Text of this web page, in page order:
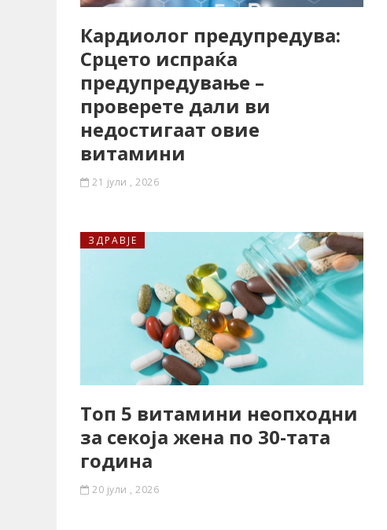
Кардиолог предупредува:
Срцето испраќа
предупредување –
проверете дали ви
недостигаат овие
витамини
21 јули , 2026
ЗДРАВЈЕ
Топ 5 витамини неопходни
за секоја жена по 30-тата
година
20 јули , 2026